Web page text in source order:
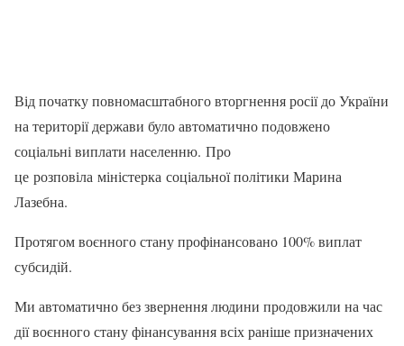
Від початку повномасштабного вторгнення росії до України
на території держави було автоматично подовжено
соціальні виплати населенню. Про
це розповіла міністерка соціальної політики Марина
Лазебна.
Протягом воєнного стану профінансовано 100% виплат
субсидій.
Ми автоматично без звернення людини продовжили на час
дії воєнного стану фінансування всіх раніше призначених